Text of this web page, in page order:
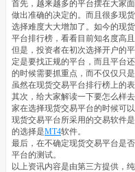
首先，越来越多的平台摆在大家
做出准确的决定的。而且很多现
选择难度大大增加了。如今的现
平台排行榜，看看目前知名度高
但是，投资者在初次选择开户的
定是要找正规的平台，而且平台
的时候需要抓重点，而不仅仅只
虽然在现货交易平台排行榜上的
其次，给大家解读一下要怎么样
家在选择现货交易平台的时候可
现货交易平台所采用的交易软件
的选择是MT4软件。
最后，在不确定现货交易平台是
平台的测试。
以上资讯内容是由第三方提供，